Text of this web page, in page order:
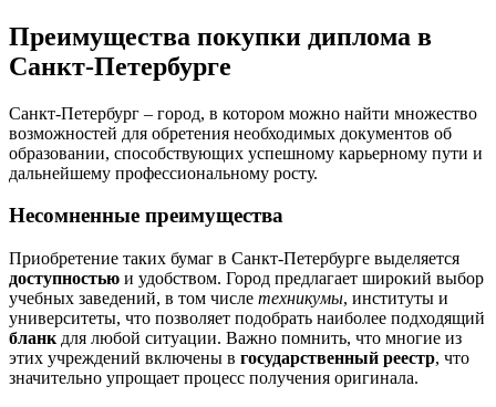
Преимущества покупки диплома в
Санкт-Петербурге
Санкт-Петербург – город, в котором можно найти множество
возможностей для обретения необходимых документов об
образовании, способствующих успешному карьерному пути и
дальнейшему профессиональному росту.
Несомненные преимущества
Приобретение таких бумаг в Санкт-Петербурге выделяется
доступностью и удобством. Город предлагает широкий выбор
учебных заведений, в том числе техникумы, институты и
университеты, что позволяет подобрать наиболее подходящий
бланк для любой ситуации. Важно помнить, что многие из
этих учреждений включены в государственный реестр, что
значительно упрощает процесс получения оригинала.